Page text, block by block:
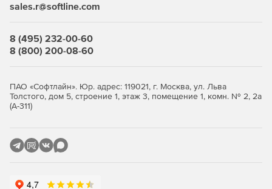
yFILES WPF предоставляет широкий спектр алгоритмов
анализа графов, которые позволяют легко решать самые
Набор алгоритмов автоматического графа макета
sales.r@softline.com
8 (495) 232-00-60
8 (800) 200-08-60
ПАО «Софтлайн». Юр. адрес: 119021, г. Москва, ул. Льва
Толстого, дом 5, строение 1, этаж 3, помещение 1, комн. № 2, 2а
(А-311)